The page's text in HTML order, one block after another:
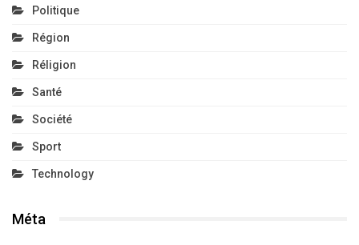
Politique
Région
Réligion
Santé
Société
Sport
Technology
Méta